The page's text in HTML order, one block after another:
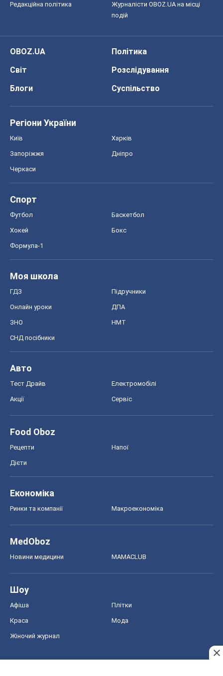
Редакційна політика
Журналісти OBOZ.UA на місці
подій
OBOZ.UA
Політика
Світ
Розслідування
Блоги
Суспільство
Регіони України
Київ Харків
Запоріжжя Дніпро
Черкаси
Спорт
Футбол Баскетбол
Хокей Бокс
Формула-1
Моя школа
ГДЗ Підручники
Онлайн уроки ДПА
ЗНО НМТ
СНД посібники
Авто
Тест Драйв Електромобілі
Акції Сервіс
Food Oboz
Рецепти Напої
Дієти
Економіка
Ринки та компанії Макроекономіка
MedOboz
Новини медицини MAMACLUB
Шоу
Афіша Плітки
Краса Мода
Жіночий журнал